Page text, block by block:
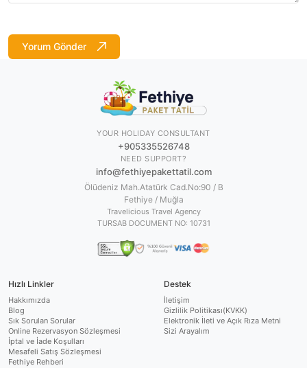
Yorum Gönder
YOUR HOLIDAY CONSULTANT
+905335526748
NEED SUPPORT?
info@fethiyepakettatil.com
Ölüdeniz Mah.Atatürk Cad.No:90 / B
Fethiye / Muğla
Travelicious Travel Agency
TURSAB DOCUMENT NO: 10731
Hızlı Linkler
Hakkımızda
Blog
Sık Sorulan Sorular
Online Rezervasyon Sözleşmesi
İptal ve İade Koşulları
Mesafeli Satış Sözleşmesi
Fethiye Rehberi
Destek
İletişim
Gizlilik Politikası(KVKK)
Elektronik İleti ve Açık Rıza Metni
Sizi Arayalım